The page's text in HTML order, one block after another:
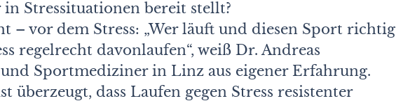
Stressituationen bereit stellt?
– vor dem Stress: „Wer läuft und diesen Sport richtig
regelrecht davonlaufen“, weiß Dr. Andreas
Sportmediziner in Linz aus eigener Erfahrung.
überzeugt, dass Laufen gegen Stress resistenter